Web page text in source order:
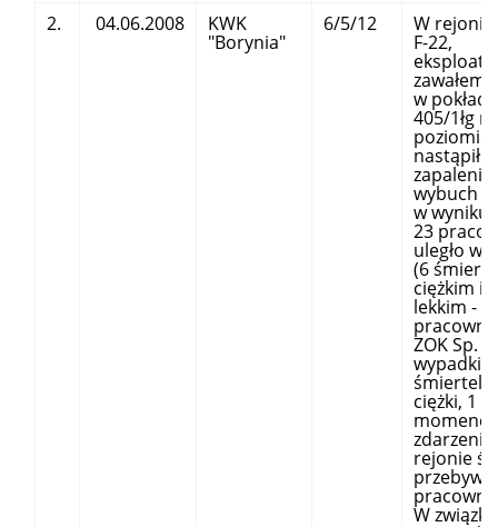
2.
04.06.2008 KWK
"Borynia"
6/5/12 W rejonie
F-22,
zawałem
w
405/1łg
poziomie
nastąpiło
zapalenie
wybuch
w wyniku
23
uległo
(6
ciężkim i
lekkim -
ZOK Sp. z
wypadki
ciężki, 1
zdarzenia
rejonie
W